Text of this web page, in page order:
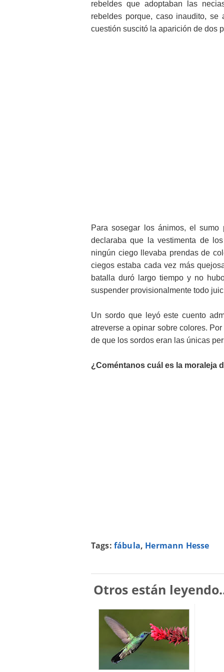
rebeldes que adoptaban las
rebeldes porque, caso inaudito,
cuestión suscitó la aparición de dos
Para sosegar los ánimos, el
declaraba que la vestimenta de
ningún ciego llevaba prendas de
ciegos estaba cada vez más
batalla duró largo tiempo y no
suspender provisionalmente todo
Un sordo que leyó este cuento
atreverse a opinar sobre colores.
de que los sordos eran las únicas
¿Coméntanos cuál es la moraleja
Tags: fábula, Hermann Hesse
Otros están